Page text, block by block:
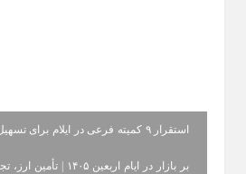
استقرار ۹ کمیته فرعی در ایلام
بر بازار در ایام اربعین